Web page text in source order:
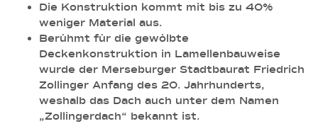
Die Konstruktion kommt mit bis zu 40%
weniger Material aus.
Berühmt für die gewölbte
Deckenkonstruktion in Lamellenbauweise
wurde der Merseburger Stadtbaurat Friedrich
Zollinger Anfang des 20. Jahrhunderts,
weshalb das Dach auch unter dem Namen
„Zollingerdach“ bekannt ist.